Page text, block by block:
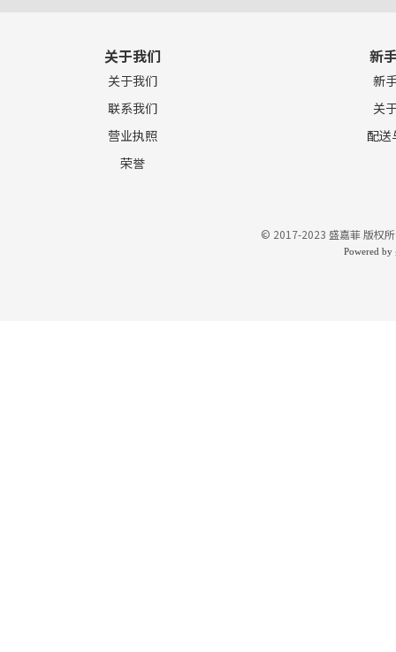
关于我们
关于我们
联系我们
营业执照
荣誉
新
新
关
配送
© 2017-2023 盛嘉菲 版权
Powered by